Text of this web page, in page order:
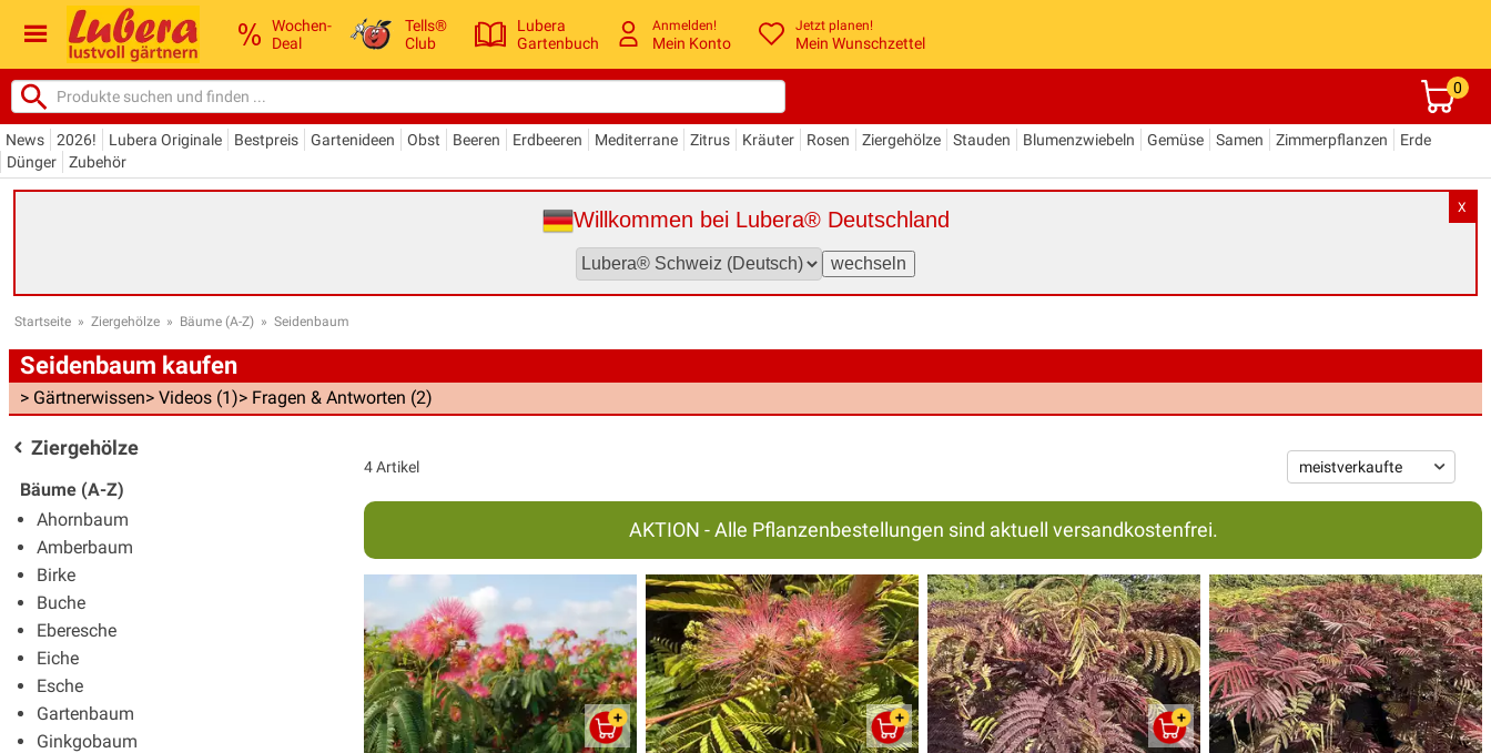
Wochen-
Deal
Tells®
Club
Lubera
Gartenbuch
Anmelden!
Mein Konto
Jetzt planen!
Mein Wunschzettel
0
News 2026! Lubera Originale Bestpreis Gartenideen Obst Beeren Erdbeeren Mediterrane Zitrus Kräuter Rosen Ziergehölze Stauden Blumenzwiebeln Gemüse Samen Zimmerpflanzen
Erde
Dünger
Zubehör
X
Willkommen bei Lubera® Deutschland
Startseite » Ziergehölze » Bäume (A-Z) » Seidenbaum
Seidenbaum kaufen
> Gärtnerwissen> Videos (1)> Fragen & Antworten (2)
Ziergehölze
Bäume (A-Z)
Ahornbaum
Amberbaum
Birke
Buche
Eberesche
Eiche
Esche
Gartenbaum
Ginkgobaum
4 Artikel
AKTION - Alle Pflanzenbestellungen sind aktuell versandkostenfrei.